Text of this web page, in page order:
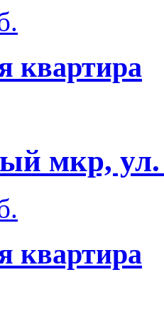
квартира
мкр,
квартира